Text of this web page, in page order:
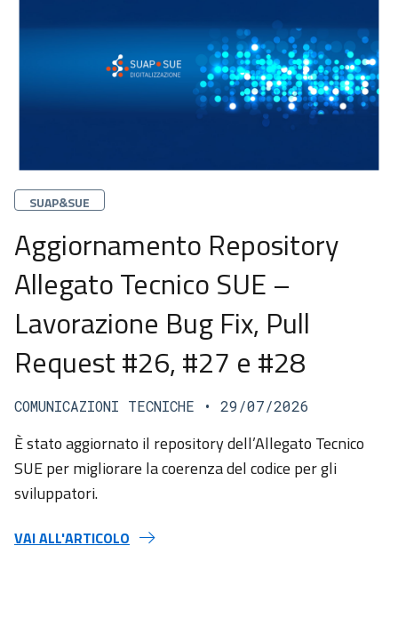
Aggiornamento Repository
Allegato Tecnico SUE –
Lavorazione Bug Fix, Pull
Request #26, #27 e #28
Categorie
SUAP&SUE
COMUNICAZIONI TECNICHE • 29/07/2026
È stato aggiornato il repository dell’Allegato Tecnico
SUE per migliorare la coerenza del codice per gli
sviluppatori.
VAI ALL'ARTICOLO